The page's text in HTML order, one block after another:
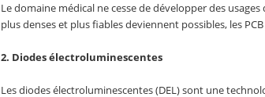
Le domaine médical ne cesse de développer des
plus denses et plus fiables deviennent possibles, les
2. Diodes électroluminescentes
Les diodes électroluminescentes (DEL) sont une